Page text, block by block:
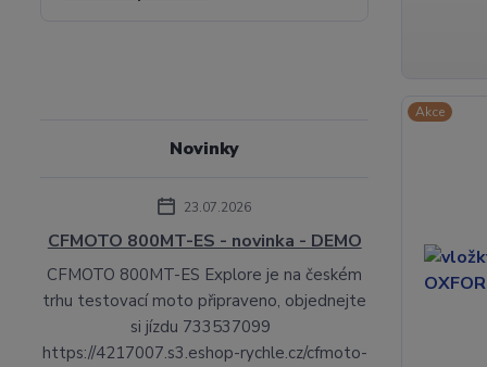
Akce
Novinky
23.07.2026
CFMOTO 800MT-ES - novinka - DEMO
CFMOTO 800MT-ES Explore je na českém
trhu testovací moto připraveno, objednejte
si jízdu 733537099
https://4217007.s3.eshop-rychle.cz/cfmoto-